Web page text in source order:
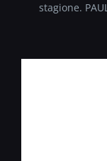
stagione.